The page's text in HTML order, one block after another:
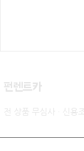
​펀렌트카
전 상품 무심사 · 신용